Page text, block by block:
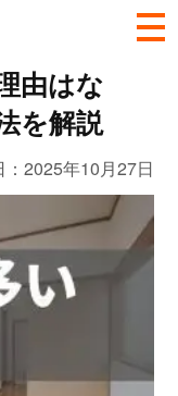
由はな
を解説
：2025年10月27日